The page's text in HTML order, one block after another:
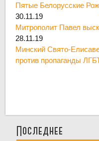
Пятые Белорусские
30.11.19
Митрополит Павел
28.11.19
Минский Свято-
против пропаганды
Последнее